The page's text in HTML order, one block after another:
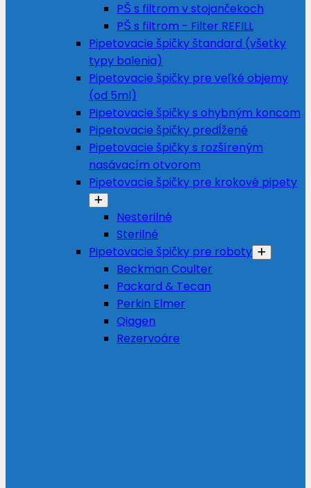
PŠ s filtrom v stojančekoch
PŠ s filtrom - Filter REFILL
Pipetovacie špičky štandard (všetky
typy balenia)
Pipetovacie špičky pre veľké objemy
(od 5ml)
Pipetovacie špičky s ohybným koncom
Pipetovacie špičky predĺžené
Pipetovacie špičky s rozšíreným
nasávacím otvorom
Pipetovacie špičky pre krokové pipety
Nesterilné
Sterilné
Pipetovacie špičky pre roboty
Beckman Coulter
Packard & Tecan
Perkin Elmer
Qiagen
Rezervoáre